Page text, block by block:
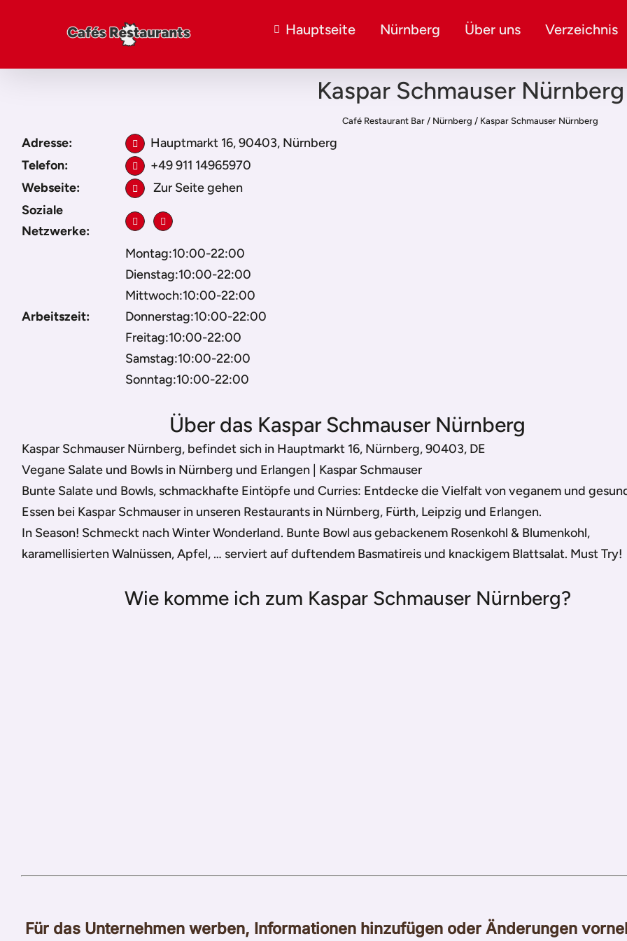
Hauptseite Nürnberg Über uns Verzeichnis
Kaspar Schmauser Nürnberg
Café Restaurant Bar / Nürnberg / Kaspar Schmauser Nürnberg
Adresse:
Hauptmarkt 16, 90403, Nürnberg
Telefon:
+49 911 14965970
Webseite:
Zur Seite gehen
Soziale
Netzwerke:
Arbeitszeit:
Montag:10:00-22:00
Dienstag:10:00-22:00
Mittwoch:10:00-22:00
Donnerstag:10:00-22:00
Freitag:10:00-22:00
Samstag:10:00-22:00
Sonntag:10:00-22:00
Über das Kaspar Schmauser Nürnberg
Kaspar Schmauser Nürnberg, befindet sich in Hauptmarkt 16, Nürnberg, 90403, DE
Vegane Salate und Bowls in Nürnberg und Erlangen | Kaspar Schmauser
Bunte Salate und Bowls, schmackhafte Eintöpfe und Curries: Entdecke die Vielfalt von veganem und
Essen bei Kaspar Schmauser in unseren Restaurants in Nürnberg, Fürth, Leipzig und Erlangen.
In Season! Schmeckt nach Winter Wonderland. Bunte Bowl aus gebackenem Rosenkohl & Blumenkohl,
karamellisierten Walnüssen, Apfel, … serviert auf duftendem Basmatireis und knackigem Blattsalat. Must Try!
Wie komme ich zum Kaspar Schmauser Nürnberg?
Für das Unternehmen werben, Informationen hinzufügen oder Änderungen